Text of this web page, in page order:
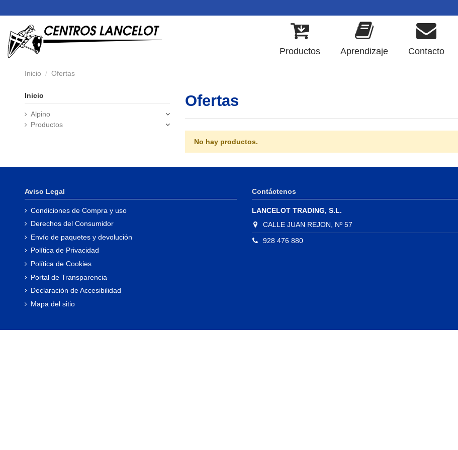
Productos Aprendizaje Contacto
Inicio Ofertas
Ofertas
No hay productos.
Inicio
Alpino
Productos
Aviso Legal
Condiciones de Compra y uso
Derechos del Consumidor
Envío de paquetes y devolución
Política de Privacidad
Política de Cookies
Portal de Transparencia
Declaración de Accesibilidad
Mapa del sitio
Contáctenos
LANCELOT TRADING, S.L.
CALLE JUAN REJON, Nº 57
928 476 880